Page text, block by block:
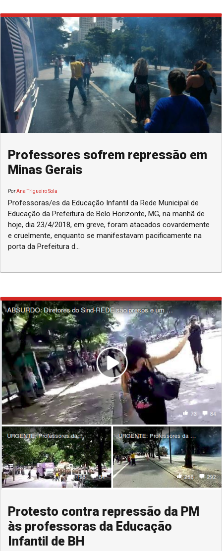
Professores sofrem repressão em
Minas Gerais
PorAna Trigueiro Sola
Professoras/es da Educação Infantil da Rede Municipal de
Educação da Prefeitura de Belo Horizonte, MG, na manhã de
hoje, dia 23/4/2018, em greve, foram atacados covardemente
e cruelmente, enquanto se manifestavam pacificamente na
porta da Prefeitura d...
Protesto contra repressão da PM
às professoras da Educação
Infantil de BH